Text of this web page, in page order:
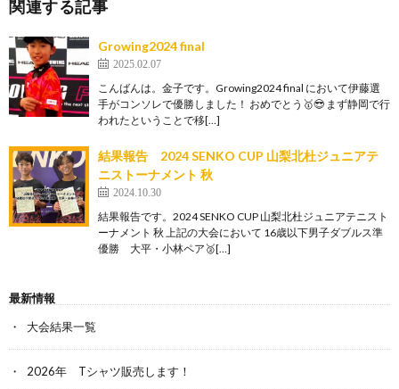
関連する記事
Growing2024 final
2025.02.07
こんばんは。金子です。Growing2024 final において伊藤選
手がコンソレで優勝しました！ おめでとう🥇😎 まず静岡で行
われたということで移[…]
結果報告 2024 SENKO CUP ⼭梨北杜ジュニアテ
ニストーナメント 秋
2024.10.30
結果報告です。2024 SENKO CUP ⼭梨北杜ジュニアテニスト
ーナメント 秋 上記の大会において 16歳以下男子ダブルス準
優勝 大平・小林ペア🥈[…]
最新情報
大会結果一覧
2026年 Tシャツ販売します！